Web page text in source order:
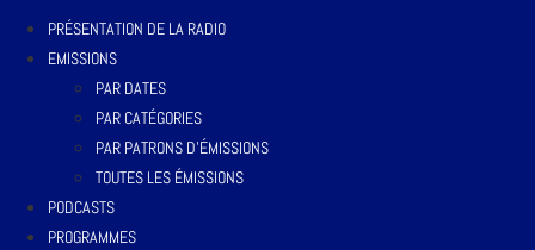
PRÉSENTATION DE LA RADIO
EMISSIONS
PAR DATES
PAR CATÉGORIES
PAR PATRONS D’ÉMISSIONS
TOUTES LES ÉMISSIONS
PODCASTS
PROGRAMMES